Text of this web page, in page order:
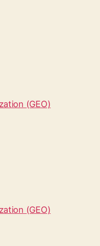
(GEO)
(GEO)